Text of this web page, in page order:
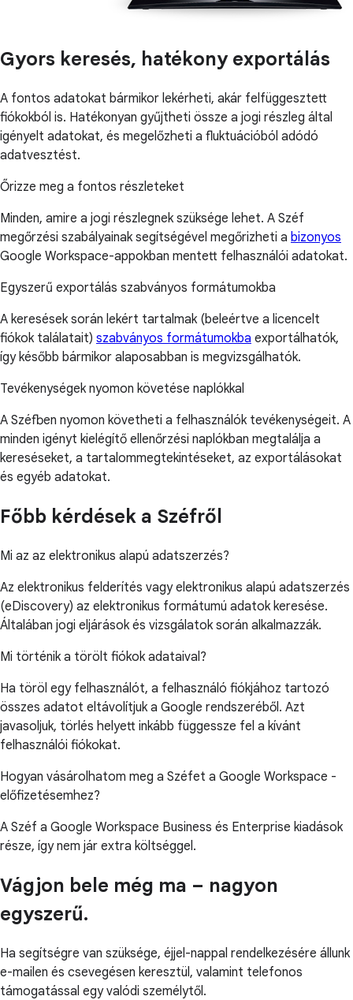
Gyors keresés, hatékony exportálás
A fontos adatokat bármikor lekérheti, akár felfüggesztett
fiókokból is. Hatékonyan gyűjtheti össze a jogi részleg által
igényelt adatokat, és megelőzheti a fluktuációból adódó
adatvesztést.
Őrizze meg a fontos részleteket
Minden, amire a jogi részlegnek szüksége lehet. A Széf
megőrzési szabályainak segítségével megőrizheti a bizonyos
Google Workspace-appokban mentett felhasználói adatokat.
Egyszerű exportálás szabványos formátumokba
A keresések során lekért tartalmak (beleértve a licencelt
fiókok találatait) szabványos formátumokba exportálhatók,
így később bármikor alaposabban is megvizsgálhatók.
Tevékenységek nyomon követése naplókkal
A Széfben nyomon követheti a felhasználók tevékenységeit. A
minden igényt kielégítő ellenőrzési naplókban megtalálja a
kereséseket, a tartalommegtekintéseket, az exportálásokat
és egyéb adatokat.
Főbb kérdések a Széfről
Mi az az elektronikus alapú adatszerzés?
Az elektronikus felderítés vagy elektronikus alapú adatszerzés
(eDiscovery) az elektronikus formátumú adatok keresése.
Általában jogi eljárások és vizsgálatok során alkalmazzák.
Mi történik a törölt fiókok adataival?
Ha töröl egy felhasználót, a felhasználó fiókjához tartozó
összes adatot eltávolítjuk a Google rendszeréből. Azt
javasoljuk, törlés helyett inkább függessze fel a kívánt
felhasználói fiókokat.
Hogyan vásárolhatom meg a Széfet a Google Workspace -
előfizetésemhez?
A Széf a Google Workspace Business és Enterprise kiadások
része, így nem jár extra költséggel.
Vágjon bele még ma – nagyon
egyszerű.
Ha segítségre van szüksége, éjjel-nappal rendelkezésére állunk
e-mailen és csevegésen keresztül, valamint telefonos
támogatással egy valódi személytől.